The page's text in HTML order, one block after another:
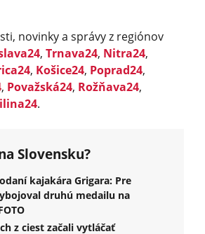
novinky a správy z regiónov
, Trnava24, Nitra24,
, Košice24, Poprad24,
, Považská24, Rožňava24,
.
Slovensku?
kajakára Grigara: Pre
druhú medailu na
z ciest začali vytláčať